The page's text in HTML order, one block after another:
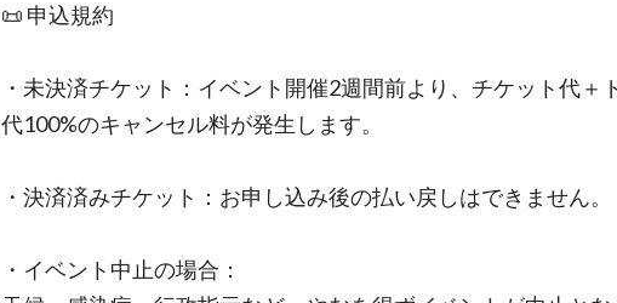
📜 申込規約
・未決済チケット：イベント開催2週間前より、チケット代＋
代100%のキャンセル料が発生します。
・決済済みチケット：お申し込み後の払い戻しはできません。
・イベント中止の場合：